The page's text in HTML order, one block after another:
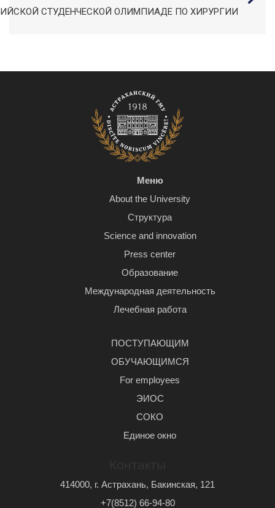
СТУДЕНЧЕСКОЙ ОЛИМПИАДЕ ПО ХИРУРГИИ
Меню
About the University
Структура
Science and innovation
Press center
Образование
Международная деятельность
Лечебная работа
ПОСТУПАЮЩИМ
ОБУЧАЮЩИМСЯ
For employees
ЭИОС
СОКО
Единое окно
414000, г. Астрахань, Бакинская, 121
+7(8512) 66-94-80